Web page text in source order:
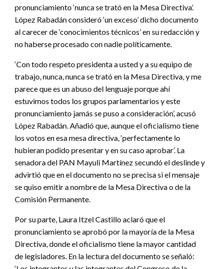
pronunciamiento ‘nunca se trató en la Mesa Directiva’.
López Rabadán consideró ‘un exceso’ dicho documento
al carecer de ‘conocimientos técnicos’ en su redacción y
no haberse procesado con nadie políticamente.
‘Con todo respeto presidenta a usted y a su equipo de
trabajo, nunca, nunca se trató en la Mesa Directiva, y me
parece que es un abuso del lenguaje porque ahí
estuvimos todos los grupos parlamentarios y este
pronunciamiento jamás se puso a consideración’, acusó
López Rabadán. Añadió que, aunque el oficialismo tiene
los votos en esa mesa directiva, ‘perfectamente lo
hubieran podido presentar y en su caso aprobar’. La
senadora del PAN Mayuli Martínez secundó el deslinde y
advirtió que en el documento no se precisa si el mensaje
se quiso emitir a nombre de la Mesa Directiva o de la
Comisión Permanente.
Por su parte, Laura Itzel Castillo aclaró que el
pronunciamiento se aprobó por la mayoría de la Mesa
Directiva, donde el oficialismo tiene la mayor cantidad
de legisladores. En la lectura del documento se señaló: